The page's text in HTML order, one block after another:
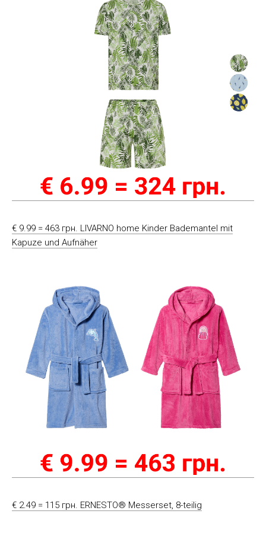
€ 9.99 = 463 грн. LIVARNO home Kinder Bademantel mit
Kapuze und Aufnäher
€ 2.49 = 115 грн. ERNESTO® Messerset, 8-teilig